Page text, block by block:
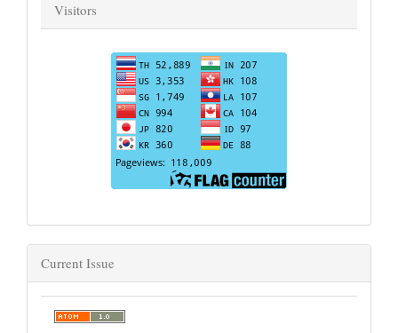
Visitors
Current Issue